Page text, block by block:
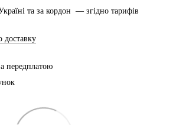
та за кордон — згідно тарифів
доставку
передплатою